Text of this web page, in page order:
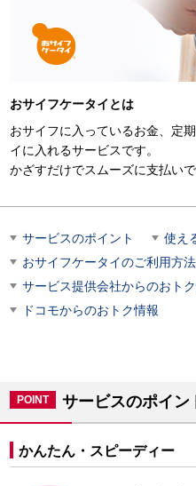
おサイフケータイとは
おサイフに入っているお金、定
イに入れるサービスです。
かざすだけでスムーズに支払い
サービスのポイント
使え
おサイフケータイのご利用方法
サービス提供会社からのおト
ドコモからのおトク情報
POINT サービスのポイン
かんたん・スピーディー